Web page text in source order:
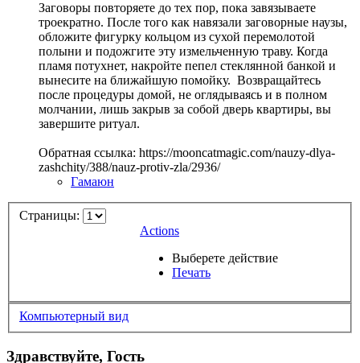
Заговоры повторяете до тех пор, пока завязываете
троекратно. После того как навязали заговорные наузы,
обложите фигурку кольцом из сухой перемолотой
полыни и подожгите эту измельченную траву. Когда
пламя потухнет, накройте пепел стеклянной банкой и
вынесите на ближайшую помойку. Возвращайтесь
после процедуры домой, не оглядываясь и в полном
молчании, лишь закрыв за собой дверь квартиры, вы
завершите ритуал.
Обратная ссылка: https://mooncatmagic.com/nauzy-dlya-
zashchity/388/nauz-protiv-zla/2936/
Гамаюн
Страницы:
Actions
Выберете действие
Печать
Компьютерный вид
Здравствуйте, Гость